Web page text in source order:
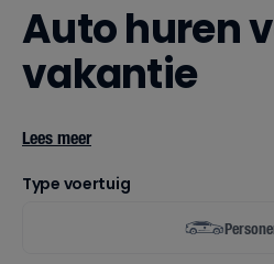
Auto huren
vakantie
Lees meer
Type voertuig